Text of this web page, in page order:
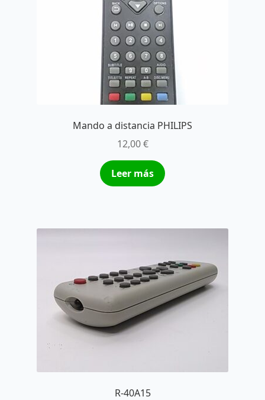
Mando a distancia PHILIPS
12,00€
Leer más
R-40A15